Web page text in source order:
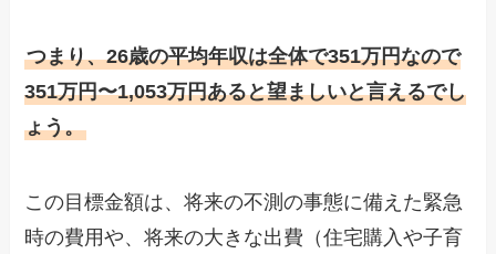
つまり、26歳の平均年収は全体で351万円なので
351万円〜1,053万円あると望ましいと言えるでし
ょう。
この目標金額は、将来の不測の事態に備えた緊急
時の費用や、将来の大きな出費（住宅購入や子育